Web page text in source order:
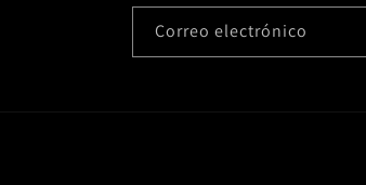
Correo electrónico